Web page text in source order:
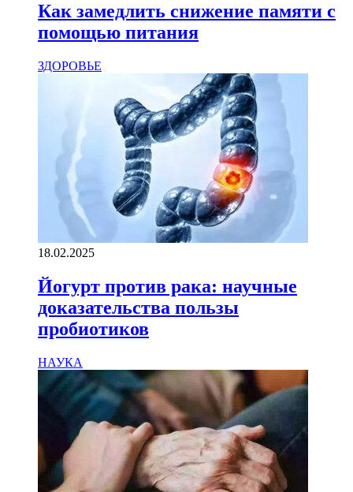
Как замедлить снижение памяти с
помощью питания
ЗДОРОВЬЕ
18.02.2025
Йогурт против рака: научные
доказательства пользы
пробиотиков
НАУКА